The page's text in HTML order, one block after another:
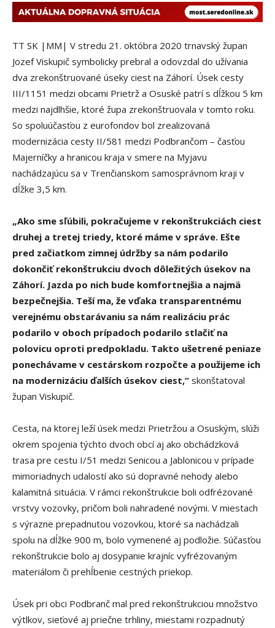
TT SK |MM| V stredu 21. októbra 2020 trnavský župan
Jozef Viskupič symbolicky prebral a odovzdal do užívania
dva zrekonštruované úseky ciest na Záhorí. Úsek cesty
III/1151 medzi obcami Prietrž a Osuské patrí s dĺžkou 5 km
medzi najdlhšie, ktoré župa zrekonštruovala v tomto roku.
So spoluúčasťou z eurofondov bol zrealizovaná
modernizácia cesty II/581 medzi Podbrančom – časťou
Majerníčky a hranicou kraja v smere na Myjavu
nachádzajúcu sa v Trenčianskom samosprávnom kraji v
dĺžke 3,5 km.
„Ako sme sľúbili, pokračujeme v rekonštrukciách ciest
druhej a tretej triedy, ktoré máme v správe. Ešte
pred začiatkom zimnej údržby sa nám podarilo
dokončiť rekonštrukciu dvoch dôležitých úsekov na
Záhorí. Jazda po nich bude komfortnejšia a najmä
bezpečnejšia. Teší ma, že vďaka transparentnému
verejnému obstarávaniu sa nám realizáciu prác
podarilo v oboch prípadoch podarilo stlačiť na
polovicu oproti predpokladu. Takto ušetrené peniaze
ponechávame v cestárskom rozpočte a použijeme ich
na modernizáciu ďalších úsekov ciest,“ skonštatoval
župan Viskupič.
Cesta, na ktorej leží úsek medzi Prietržou a Osuským, slúži
okrem spojenia týchto dvoch obcí aj ako obchádzková
trasa pre cestu I/51 medzi Senicou a Jablonicou v prípade
mimoriadnych udalostí ako sú dopravné nehody alebo
kalamitná situácia. V rámci rekonštrukcie boli odfrézované
vrstvy vozovky, pričom boli nahradené novými. V miestach
s výrazne prepadnutou vozovkou, ktoré sa nachádzali
spolu na dĺžke 900 m, bolo vymenené aj podložie. Súčasťou
rekonštrukcie bolo aj dosypanie krajníc vyfrézovaným
materiálom či prehĺbenie cestných priekop.
Úsek pri obci Podbranč mal pred rekonštrukciou množstvo
výtlkov, sieťové aj priečne trhliny, miestami rozpadnutý